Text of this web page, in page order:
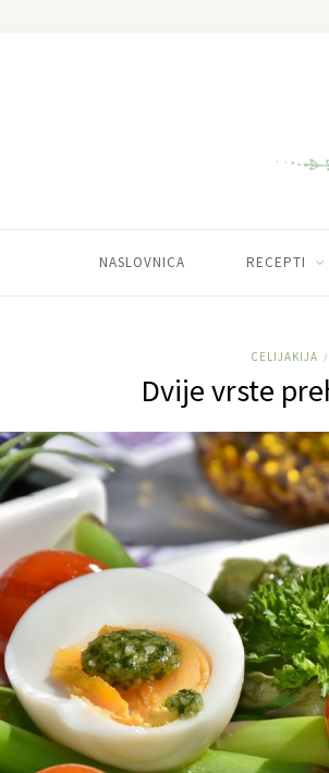
NASLOVNICA RECEPTI
CELIJAKIJA /
Dvije vrste